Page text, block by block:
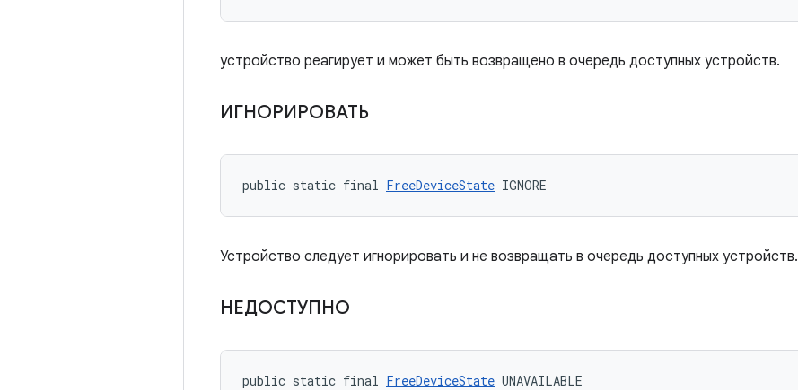
устройство реагирует и может быть возвращено в очередь доступных устройств.
ИГНОРИРОВАТЬ
public static final FreeDeviceState IGNORE
Устройство следует игнорировать и не возвращать в очередь доступных устройств.
НЕДОСТУПНО
public static final FreeDeviceState UNAVAILABLE